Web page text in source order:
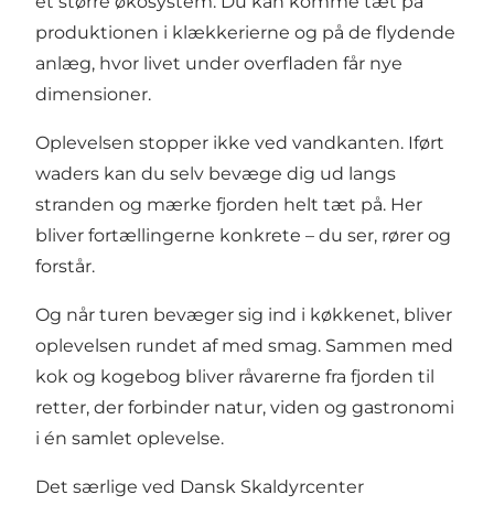
produktionen i klækkerierne og på de flydende
anlæg, hvor livet under overfladen får nye
dimensioner.
Oplevelsen stopper ikke ved vandkanten. Iført
waders kan du selv bevæge dig ud langs
stranden og mærke fjorden helt tæt på. Her
bliver fortællingerne konkrete – du ser, rører og
forstår.
Og når turen bevæger sig ind i køkkenet, bliver
oplevelsen rundet af med smag. Sammen med
kok og kogebog bliver råvarerne fra fjorden til
retter, der forbinder natur, viden og gastronomi
i én samlet oplevelse.
Det særlige ved Dansk Skaldyrcenter